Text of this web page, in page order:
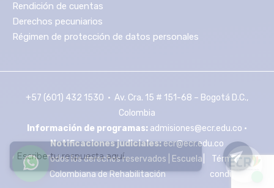
Rendición de cuentas
Derechos pecuniarios
Régimen de protección de datos personales
+57 (601) 432 1530 • Av. Cra. 15 # 151-68 – Bogotá D.C.,
Colombia
Información de programas: admisiones@ecr.edu.co •
Notificaciones judiciales:ecr@ecr.edu.co
© 2026 Todos los derechos reservados | Escuela
Colombiana de Rehabilitación
Términos y
condiciones